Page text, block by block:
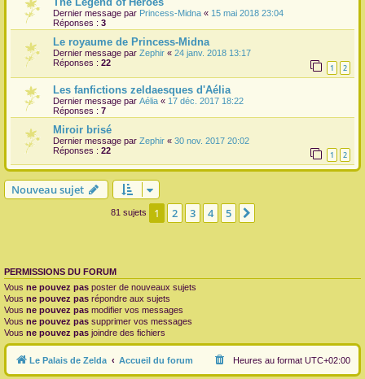
Dernier message par Princess-Midna « 15 mai 2018 23:04
Réponses : 3
Le royaume de Princess-Midna
Dernier message par Zephir « 24 janv. 2018 13:17
Réponses : 22 1 2
Les fanfictions zeldaesques d'Aélia
Dernier message par Aélia « 17 déc. 2017 18:22
Réponses : 7
Miroir brisé
Dernier message par Zephir « 30 nov. 2017 20:02
Réponses : 22 1 2
Nouveau sujet
81 sujets 1 2 3 4 5
PERMISSIONS DU FORUM
Vous ne pouvez pas poster de nouveaux sujets
Vous ne pouvez pas répondre aux sujets
Vous ne pouvez pas modifier vos messages
Vous ne pouvez pas supprimer vos messages
Vous ne pouvez pas joindre des fichiers
Le Palais de Zelda Accueil du forum Heures au format UTC+02:00